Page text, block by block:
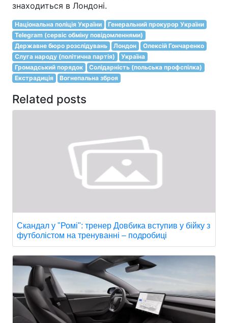
знаходиться в Лондоні.
Національна поліція України
Генеральний прокурор України
Telegram (сервіс обміну повідомленнями)
Державне бюро розслідувань
Лондон
Олексій Гончаренко
Слуга народу (політична партія)
Україна
Громадський порядок
Солідарність (польська профспілка)
Екстрадиція
Вогнепальна зброя
Related posts
Скандал у "Ромі": тренер Довбика вступив у бійку з
футболістом на тренуванні – подробиці